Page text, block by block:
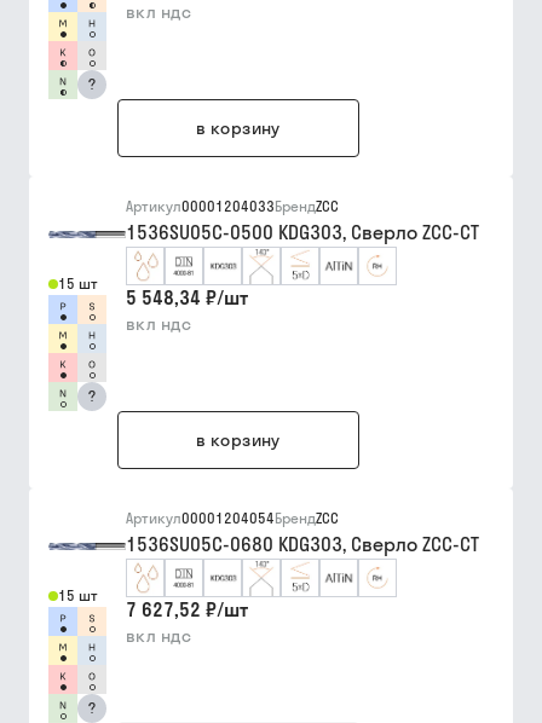
?
вкл ндс
в корзину
15 шт
?
Артикул00001204033БрендZCC
1536SU05C-0500 KDG303, Сверло ZCC-CT
5 548,34 ₽/шт
вкл ндс
в корзину
15 шт
?
Артикул00001204054БрендZCC
1536SU05C-0680 KDG303, Сверло ZCC-CT
7 627,52 ₽/шт
вкл ндс